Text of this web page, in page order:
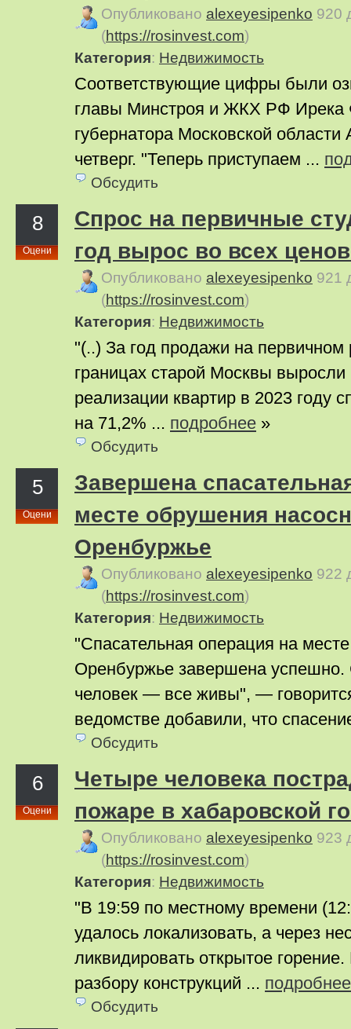
Опубликовано alexeyesipenko 920
(https://rosinvest.com)
Категория: Недвижимость
Соответствующие цифры были
главы Минстроя и ЖКХ РФ Ирека
губернатора Московской
четверг. "Теперь приступаем ...
Обсудить
8
Оцени
Спрос на первичные
год вырос во всех
Опубликовано alexeyesipenko 921
(https://rosinvest.com)
Категория: Недвижимость
"(..) За год продажи на первичном
границах старой Москвы
реализации квартир в 2023 году
на 71,2% ... подробнее »
Обсудить
5
Оцени
Завершена
месте обрушения
Оренбуржье
Опубликовано alexeyesipenko 922
(https://rosinvest.com)
Категория: Недвижимость
"Спасательная операция на
Оренбуржье завершена
человек — все живы", —
ведомстве добавили, что
Обсудить
6
Оцени
Четыре человека
пожаре в хабаровской
Опубликовано alexeyesipenko 923
(https://rosinvest.com)
Категория: Недвижимость
"В 19:59 по местному времени
удалось локализовать, а через
ликвидировать открытое
разбору конструкций ... подробнее
Обсудить